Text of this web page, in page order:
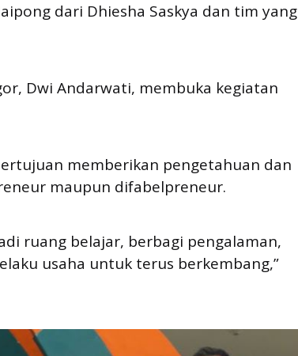
dari Dhiesha Saskya dan tim yang
Dwi Andarwati, membuka kegiatan
memberikan pengetahuan dan
maupun difabelpreneur.
ruang belajar, berbagi pengalaman,
usaha untuk terus berkembang,”